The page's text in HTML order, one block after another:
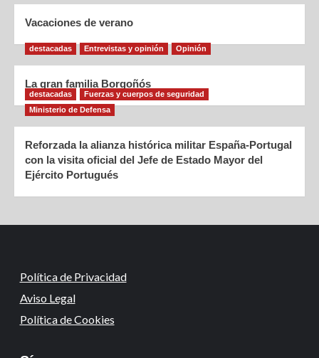
Vacaciones de verano
destacadas Entrevistas y opinión Opinión
La gran familia Borgoñós
destacadas
Fuerzas y cuerpos de seguridad
Ministerio de Defensa
Reforzada la alianza histórica militar España-Portugal
con la visita oficial del Jefe de Estado Mayor del
Ejército Portugués
Política de Privacidad
Aviso Legal
Política de Cookies